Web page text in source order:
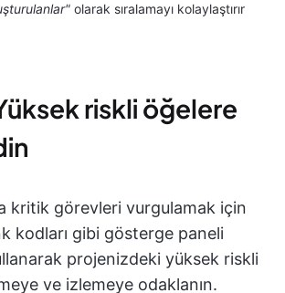
olarak sıralamayı kolaylaştırır
riskli öğelere
kritik görevleri vurgulamak için
kodları gibi gösterge paneli
projenizdeki yüksek riskli
ve izlemeye odaklanın.